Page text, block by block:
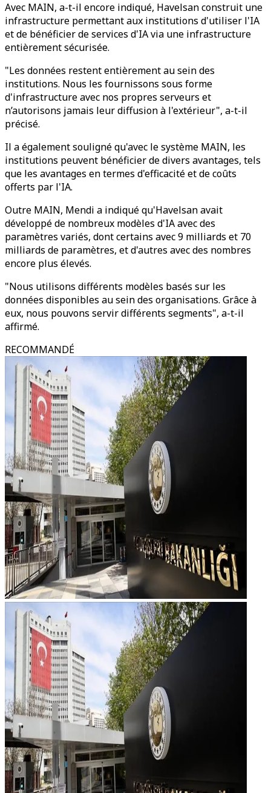
Avec MAIN, a-t-il encore indiqué, Havelsan construit une
infrastructure permettant aux institutions d'utiliser l'IA
et de bénéficier de services d'IA via une infrastructure
entièrement sécurisée.
"Les données restent entièrement au sein des
institutions. Nous les fournissons sous forme
d'infrastructure avec nos propres serveurs et
n’autorisons jamais leur diffusion à l'extérieur", a-t-il
précisé.
Il a également souligné qu'avec le système MAIN, les
institutions peuvent bénéficier de divers avantages, tels
que les avantages en termes d'efficacité et de coûts
offerts par l'IA.
Outre MAIN, Mendi a indiqué qu'Havelsan avait
développé de nombreux modèles d'IA avec des
paramètres variés, dont certains avec 9 milliards et 70
milliards de paramètres, et d'autres avec des nombres
encore plus élevés.
"Nous utilisons différents modèles basés sur les
données disponibles au sein des organisations. Grâce à
eux, nous pouvons servir différents segments", a-t-il
affirmé.
RECOMMANDÉ